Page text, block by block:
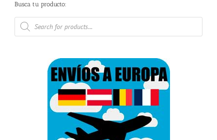
Busca tu producto:
Búsqueda
de
productos